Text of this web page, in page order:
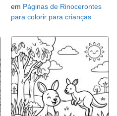
em Páginas de Rinocerontes
para colorir para crianças